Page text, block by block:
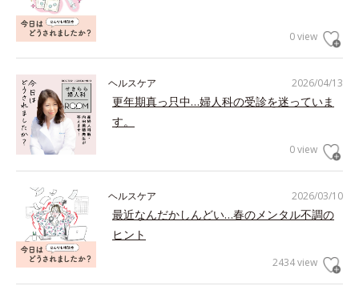
0 view
2026/04/13
ヘルスケア
更年期真っ只中…婦人科の受診を迷っていま
す。
0 view
2026/03/10
ヘルスケア
最近なんだかしんどい…春のメンタル不調の
ヒント
2434 view